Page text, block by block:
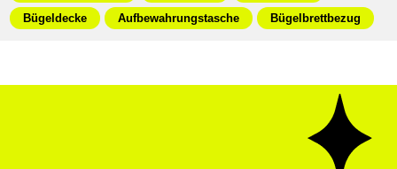
Bügeldecke
Aufbewahrungstasche Bügelbrettbezug